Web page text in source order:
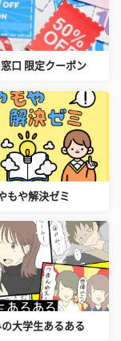
口 限定クーポン
もや解決ゼミ
大学生あるある